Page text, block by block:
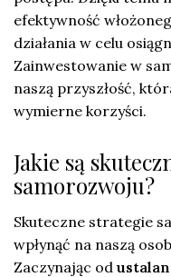
efektywność
działania w celu
Zainwestowanie w
naszą przyszłość,
wymierne korzyści.
Jakie są
samorozwoju?
Skuteczne strategie
wpłynąć na naszą
Zaczynając od